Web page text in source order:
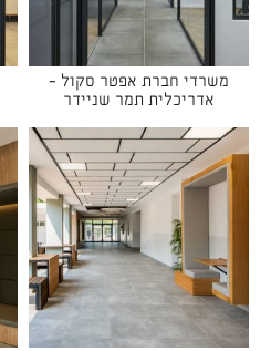
משרדי חברת אפטר סקול -
אדריכלית תמר שניידר